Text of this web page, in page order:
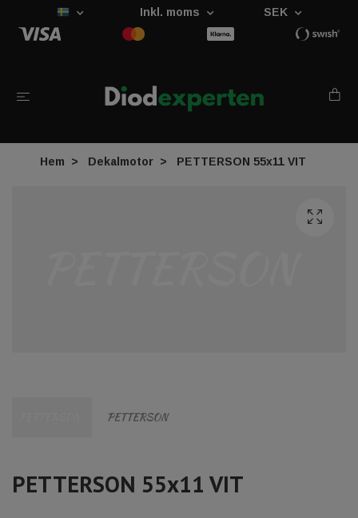
Inkl. moms SEK
Hem Dekalmotor PETTERSON 55x11 VIT
PETTERSON 55x11 VIT